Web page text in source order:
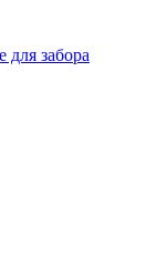
забора